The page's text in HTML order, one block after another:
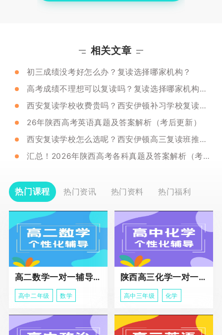
相关文章
初三成绩没考好怎么办？复读选择哪家机构？
高考成绩不理想可以复读吗？复读选择哪家机构好？
西安复读学校收费贵吗？西安伊顿补习学校复读班咋收费？
26年陕西高考英语真题及答案解析（考后更新）
西安复读学校怎么选呢？西安伊顿高三复读班推荐不？
汇总！2026年陕西高考各科真题及答案解析（考后更新）
热门课程 热门资讯 热门资料 热门福利
高二数学一对一辅导课程
高中二年级 数学
陕西高三化学一对一个性化辅导课程
高中三年级 化学